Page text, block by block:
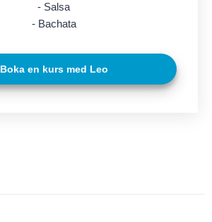
- Salsa
- Bachata
Boka en kurs med Leo